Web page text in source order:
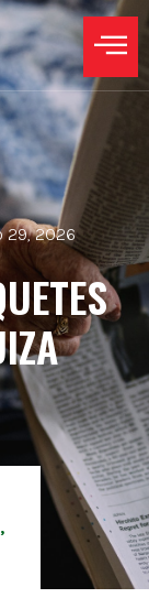
29, 2026
,